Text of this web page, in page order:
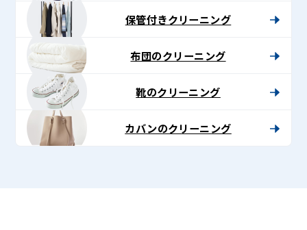
ト〉
保管付きクリーニング
布団のクリーニング
靴のクリーニング
カバンのクリーニング